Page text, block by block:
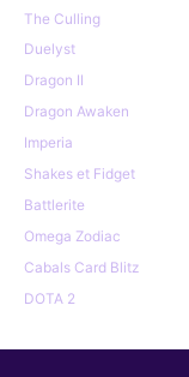
The Culling
Duelyst
Dragon II
Dragon Awaken
Imperia
Shakes et Fidget
Battlerite
Omega Zodiac
Cabals Card Blitz
DOTA 2